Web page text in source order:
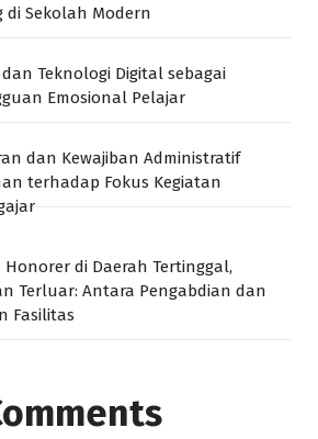
di Sekolah Modern
dan Teknologi Digital sebagai
Emosional Pelajar
dan Kewajiban Administratif
terhadap Fokus Kegiatan
Honorer di Daerah Tertinggal,
Terluar: Antara Pengabdian dan
Fasilitas